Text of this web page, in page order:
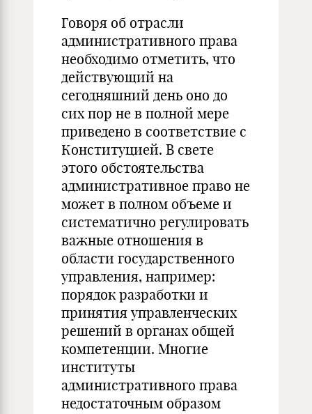
Говоря об отрасли
административного права
необходимо отметить, что
действующий на
сегодняшний день оно до
сих пор не в полной мере
приведено в соответствие с
Конституцией. В свете
этого обстоятельства
административное право не
может в полном объеме и
систематично регулировать
важные отношения в
области государственного
управления, например:
порядок разработки и
принятия управленческих
решений в органах общей
компетенции. Многие
институты
административного права
недостаточным образом